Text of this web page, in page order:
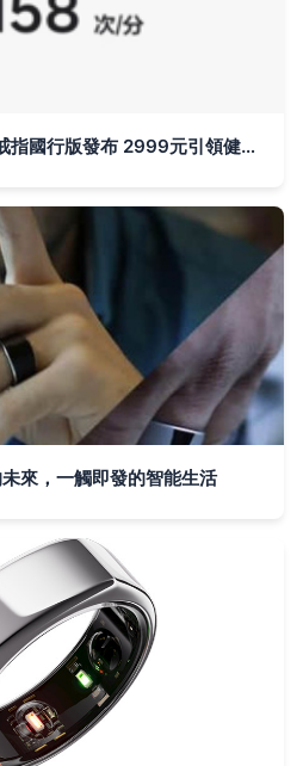
三星 Galaxy Ring 智能戒指國行版發布 2999元引領健康監測新風尚
來，一觸即發的智能生活